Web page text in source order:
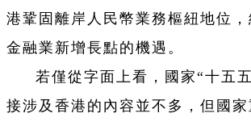
港鞏固離岸人民幣業務樞紐地位
金融業新增長點的機遇。
若僅從字面上看，國家“十五
接涉及香港的內容並不多，但國